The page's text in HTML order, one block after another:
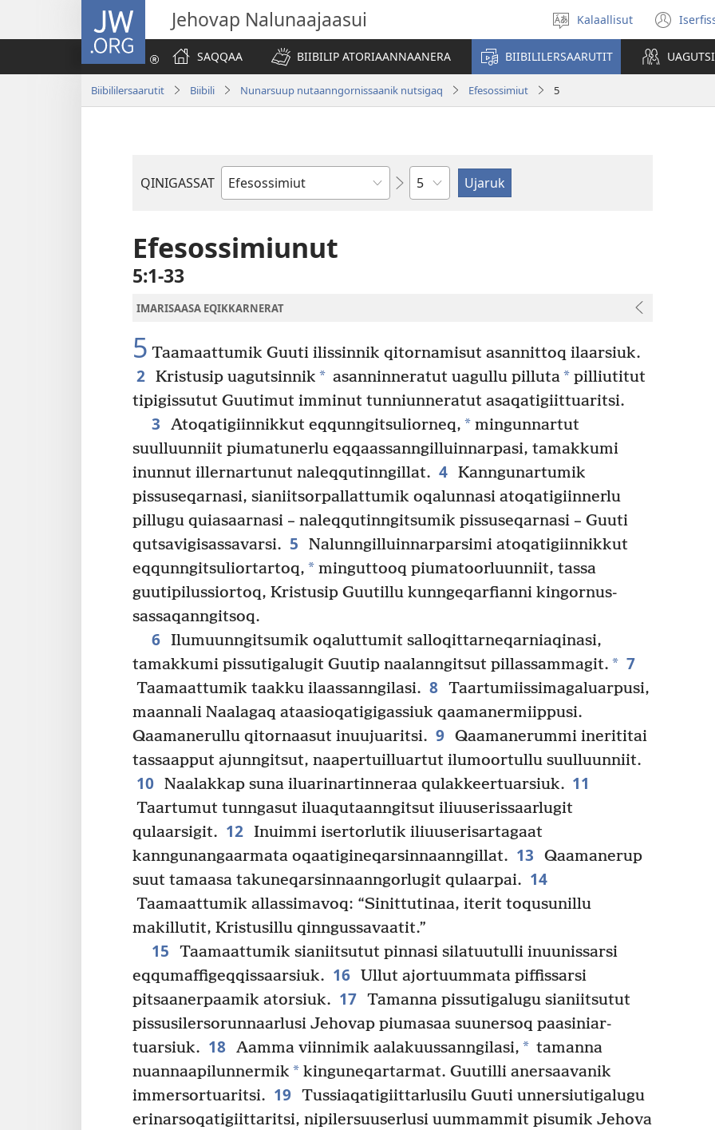
JW.ORG Jehovap Nalunaajaasui
Oqaatsit
toqqakkit
Kalaallisut
new
SAQQAA
BIIBILIP ATORIAANNAANERA BIIBILILERSAARUTIT
Biibililersaarutit Biibili Nunarsuup nutaanngornissaanik nutsigaq Efesossimiut 5
QINIGASSAT
Biibilip
Kapitali
Efesossimiunut
5:1-33
IMARISAASA EQIKKARNERAT
5 Taamaattumik Guuti ilissinnik qitornamisut asannittoq ilaarsiuk.
2 Kristusip uagutsinnik * asannin­neratut uagullu pilluta*pilliutitut
tipigissutut Guutimut imminut tunniun­neratut asaqatigiit­tuaritsi.
3 Atoqatigiinnikkut eqqunngitsuliorneq, *mingunnartut
suulluunniit piumatunerlu eqqaassan­ngilluin­narpasi, tamakkumi
inunnut illernartunut naleqqutin­ngillat. 4 Kanngunartumik
pissuseqarnasi, sianiitsorpal­lattumik oqalunnasi atoqatigiinnerlu
pillugu quiasaarnasi – naleqqutin­ngitsumik pissuseqarnasi – Guuti
qutsavigisas­savarsi. 5
Nalunngil­luinnarparsimi atoqatigiinnikkut
eqqunngitsuliortartoq, * minguttooq piumatoorluunniit, tassa
guutipilus­siortoq, Kristusip Guutillu kunngeqarfianni kingornus­
sassaqan­ngitsoq.
6 Ilumuun­ngitsumik oqaluttumit salloqit­tarneqar­niaqinasi,
tamakkumi pissutigalugit Guutip naalanngitsut pillassammagit. * 7
Taamaattumik taakku ilaassan­ngilasi. 8 Taartumiis­simagaluarpusi,
maannali Naalagaq ataasioqatigigassiuk qaamanermiippusi.
Qaamanerullu qitornaasut inuujuaritsi. 9 Qaamanerummi inerititai
tassaapput ajunngitsut, naapertuil­luartut ilumoortullu suulluunniit.
10 Naalakkap suna iluarinar­tinneraa qulakkeer­tuarsiuk. 11
Taartumut tunngasut iluaqutaan­ngitsut iliuuseris­saarlugit
qulaarsigit. 12 Inuimmi isertorlutik iliuuserisartagaat
kanngunangaarmata oqaatigineqarsin­naanngillat. 13
Qaamanerup
suut tamaasa takuneqarsin­naanngorlugit qulaarpai. 14
Taamaattumik allassimavoq: “Sinittutinaa, iterit toqusunillu
makillutit, Kristusillu qinngus­savaatit.”
15
Taamaattumik sianiitsutut pinnasi silatuutulli inuunissarsi
eqqumaf­figeqqis­saarsiuk. 16 Ullut ajortuummata piffissarsi
pitsaanerpaamik atorsiuk. 17 Tamanna pissutigalugu sianiitsutut
pissusilersorun­naarlusi Jehovap piumasaa suunersoq paasiniar­
tuarsiuk. 18 Aamma viinnimik aalakuus­sanngilasi, * tamanna
nuannaapilunnermik * kinguneqartarmat. Guutilli anersaavanik
immersor­tuaritsi. 19 Tussiaqatigiit­tarlusilu Guuti unnersiutigalugu
erinarsoqatigiit­taritsi, nipilersuuserlusi uummammit pisumik Jehova